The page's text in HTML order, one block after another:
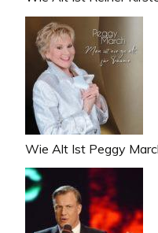
Wie Alt Ist Peggy